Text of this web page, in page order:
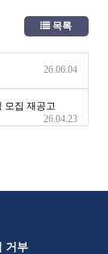
목록
26.06.04
모집 재공고
26.04.23
거부